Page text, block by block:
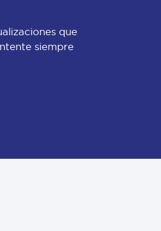
que
siempre